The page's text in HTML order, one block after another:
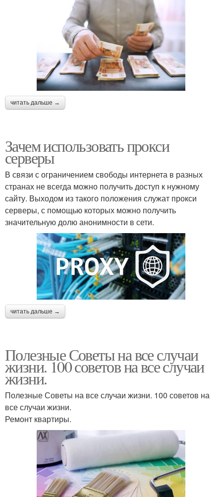
читать дальше →
Зачем использовать прокси
серверы
В связи с ограничением свободы интернета в разных
странах не всегда можно получить доступ к нужному
сайту. Выходом из такого положения служат прокси
серверы, с помощью которых можно получить
значительную долю анонимности в сети.
читать дальше →
Полезные Советы на все случаи
жизни. 100 советов на все случаи
жизни.
Полезные Советы на все случаи жизни. 100 советов на
все случаи жизни.
Ремонт квартиры.